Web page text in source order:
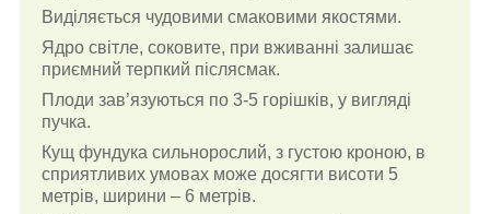
Виділяється чудовими смаковими якостями.
Ядро світле, соковите, при вживанні залишає
приємний терпкий післясмак.
Плоди зав’язуються по 3-5 горішків, у вигляді
пучка.
Кущ фундука сильнорослий, з густою кроною, в
сприятливих умовах може досягти висоти 5
метрів, ширини – 6 метрів.